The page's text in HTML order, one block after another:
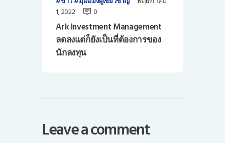
1, 2022
0
Ark Investment Management
ลดลงแต่ก็ยังเป็นที่ต้องการของ
นักลงทุน
Leave a comment